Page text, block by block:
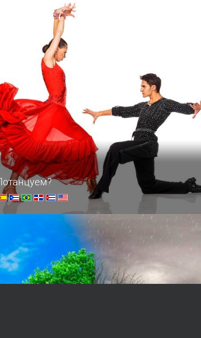
Вашему вниманию обзор самых популярных танцев
южных народов